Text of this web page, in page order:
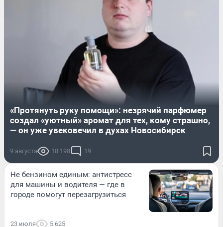
«Протянуть руку помощи»: незрячий парфюмер
создал «уютный» аромат для тех, кому страшно,
— он уже увековечил в духах Новосибирск
9 августа 18 198 19
Не бензином единым: антистресс
для машины и водителя — где в
городе помогут перезагрузиться
23 июля 5 625